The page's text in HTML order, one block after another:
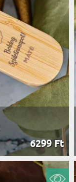
6299 Ft